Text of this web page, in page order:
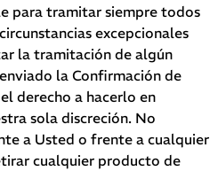
para tramitar siempre todos
excepcionales
la tramitación de algún
la Confirmación de
derecho a hacerlo en
sola discreción. No
a Usted o frente a cualquier
cualquier producto de